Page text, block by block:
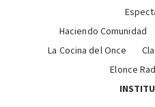
Haciendo Comunidad
La Cocina del Once
Elonce